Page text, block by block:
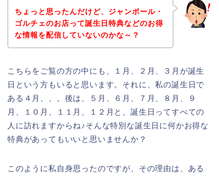
ちょっと思ったんだけど、ジャンポール・
ゴルチェのお店って誕生日特典などのお得
な情報を配信していないのかな～？
こちらをご覧の方の中にも、１月、２月、３月が誕生
日という方もいると思います。それに、私の誕生日で
ある４月、、。後は、５月、６月、７月、８月、９
月、１０月、１１月、１２月と、誕生日ってすべての
人に訪れますからね♪そんな特別な誕生日に何かお得な
特典があってもいいと思いませんか？
このように私自身思ったのですが、その理由は、ある